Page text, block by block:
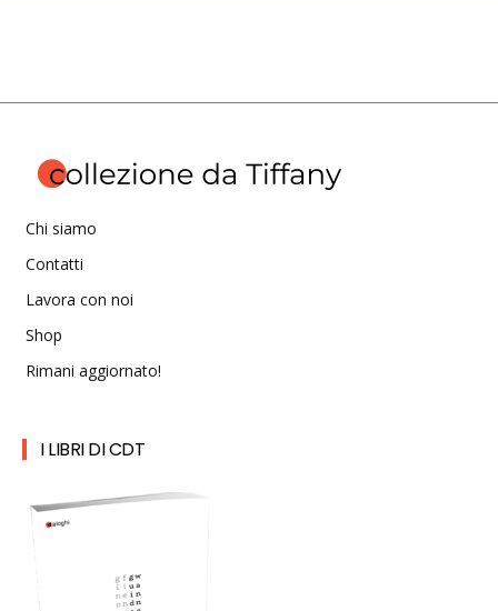
Chi siamo
Contatti
Lavora con noi
Shop
Rimani aggiornato!
I LIBRI DI CDT